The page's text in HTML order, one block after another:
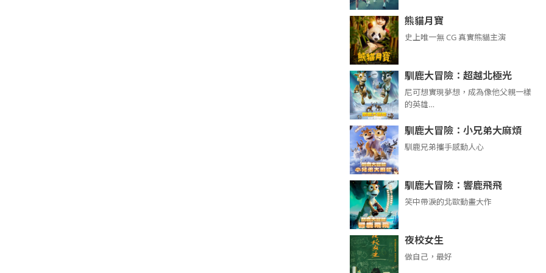
熊貓月寶
史上唯一無 CG 真實熊貓主演
馴鹿大冒險：超越北極光
尼可想實現夢想，成為像他父親一樣
的英雄…
馴鹿大冒險：小兄弟大麻煩
馴鹿兄弟攜手感動人心
馴鹿大冒險：響鹿飛飛
笑中帶淚的北歐動畫大作
夜校女生
做自己，最好